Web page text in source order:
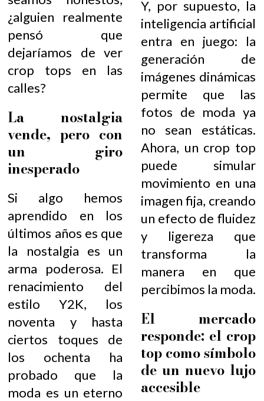
¿alguien realmente
pensó que
dejaríamos de ver
crop tops en las
calles?
La nostalgia
vende, pero con
un giro
inesperado
Si algo hemos
aprendido en los
últimos años es que
la nostalgia es un
arma poderosa. El
renacimiento del
estilo Y2K, los
noventa y hasta
ciertos toques de
los ochenta ha
probado que la
moda es un eterno
Y, por supuesto, la
inteligencia artificial
entra en juego: la
generación de
imágenes dinámicas
permite que las
fotos de moda ya
no sean estáticas.
Ahora, un crop top
puede simular
movimiento en una
imagen fija, creando
un efecto de fluidez
y ligereza que
transforma la
manera en que
percibimos la moda.
El mercado
responde: el crop
top como símbolo
de un nuevo lujo
accesible